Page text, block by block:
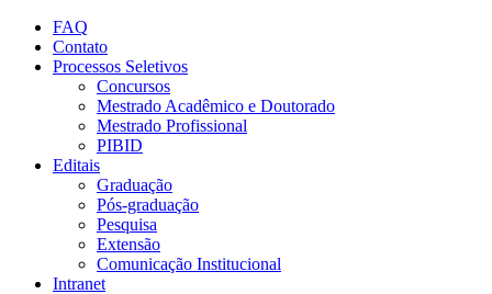
Conteúdo principal
FAQ
Contato
Processos Seletivos
Concursos
Mestrado Acadêmico e Doutorado
Mestrado Profissional
PIBID
Editais
Graduação
Pós-graduação
Pesquisa
Extensão
Comunicação Institucional
Intranet